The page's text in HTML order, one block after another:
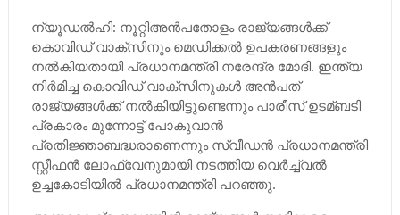
ന്യൂഡല്‍ഹി: നൂറ്റിഅന്‍പതോളം രാജ്യങ്ങള്‍ക്ക്
കൊവിഡ് വാക്സിനും മെഡിക്കല്‍ ഉപകരണങ്ങളും
നല്‍കിയതായി പ്രധാനമന്ത്രി നരേന്ദ്ര മോദി. ഇന്ത്യ
നിര്‍മിച്ച കൊവിഡ് വാക്സിനുകള്‍ അന്‍പത്
രാജ്യങ്ങള്‍ക്ക് നല്‍കിയിട്ടുണ്ടെന്നും പാരീസ് ഉടമ്ബടി
പ്രകാരം മുന്നോട്ട് പോകുവാന്‍
പ്രതിജ്ഞാബദ്ധരാണെന്നും സ്വീഡന്‍ പ്രധാനമന്ത്രി
സ്റ്റീഫന്‍ ലോഫ്‌വേനുമായി നടത്തിയ വെര്‍ച്ച്‌വല്‍
ഉച്ചകോടിയില്‍ പ്രധാനമന്ത്രി പറഞ്ഞു.